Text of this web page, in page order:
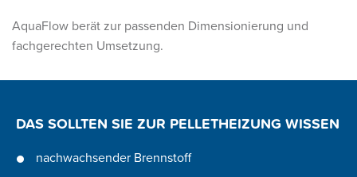
AquaFlow berät zur passenden Dimensionierung und
fachgerechten Umsetzung.
DAS SOLLTEN SIE ZUR PELLETHEIZUNG WISSEN
nachwachsender Brennstoff